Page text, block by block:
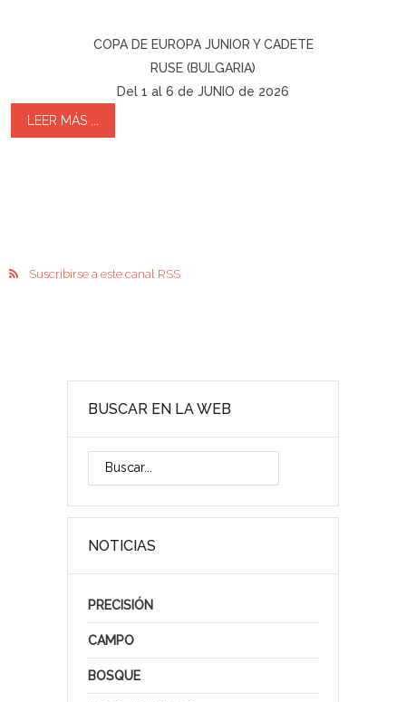
COPA DE EUROPA JUNIOR Y CADETE
RUSE (BULGARIA)
Del 1 al 6 de JUNIO de 2026
LEER MÁS ...
Suscribirse a este canal RSS
BUSCAR EN LA WEB
NOTICIAS
PRECISIÓN
CAMPO
BOSQUE